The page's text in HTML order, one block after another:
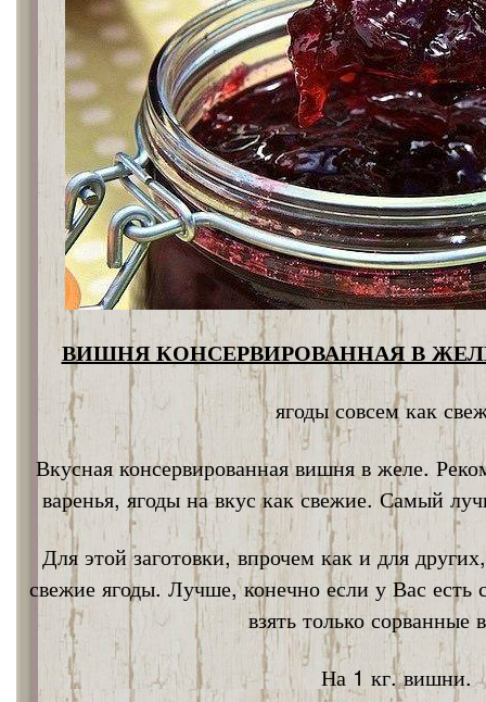
ВИШНЯ КОНСЕРВИРОВАННАЯ В
ягоды совсем как
Вкусная консервированная вишня в желе.
варенья, ягоды на вкус как свежие. Самый
Для этой заготовки, впрочем как и для
свежие ягоды. Лучше, конечно если у Вас
взять только сорванные
На 1 кг. вишни.